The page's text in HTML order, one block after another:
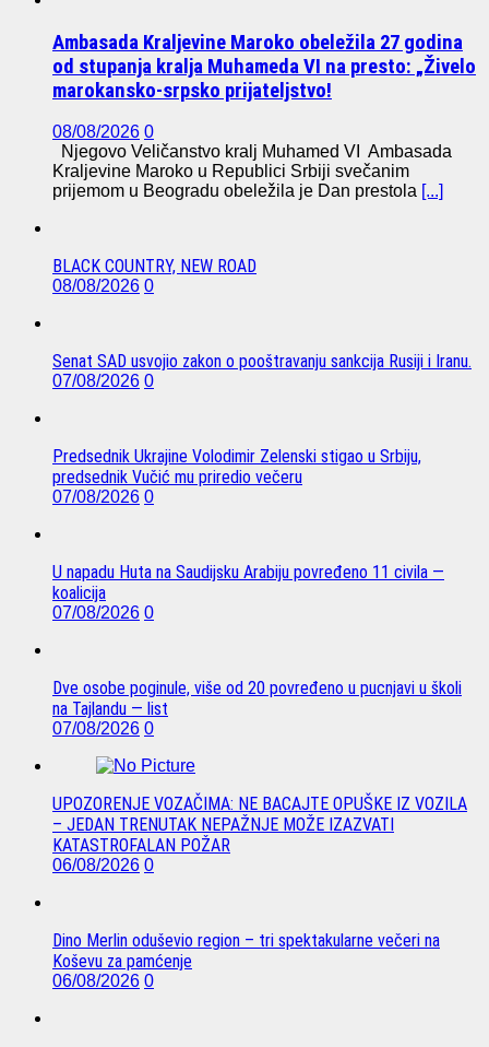
Ambasada Kraljevine Maroko obeležila 27 godina
od stupanja kralja Muhameda VI na presto: „Živelo
marokansko-srpsko prijateljstvo!
08/08/2026 0
Njegovo Veličanstvo kralj Muhamed VI Ambasada
Kraljevine Maroko u Republici Srbiji svečanim
prijemom u Beogradu obeležila je Dan prestola [...]
BLACK COUNTRY, NEW ROAD
08/08/2026 0
Senat SAD usvojio zakon o pooštravanju sankcija Rusiji i Iranu.
07/08/2026 0
Predsednik Ukrajine Volodimir Zelenski stigao u Srbiju,
predsednik Vučić mu priredio večeru
07/08/2026 0
U napadu Huta na Saudijsku Arabiju povređeno 11 civila —
koalicija
07/08/2026 0
Dve osobe poginule, više od 20 povređeno u pucnjavi u školi
na Tajlandu — list
07/08/2026 0
UPOZORENJE VOZAČIMA: NE BACAJTE OPUŠKE IZ VOZILA
– JEDAN TRENUTAK NEPAŽNJE MOŽE IZAZVATI
KATASTROFALAN POŽAR
06/08/2026 0
Dino Merlin oduševio region – tri spektakularne večeri na
Koševu za pamćenje
06/08/2026 0